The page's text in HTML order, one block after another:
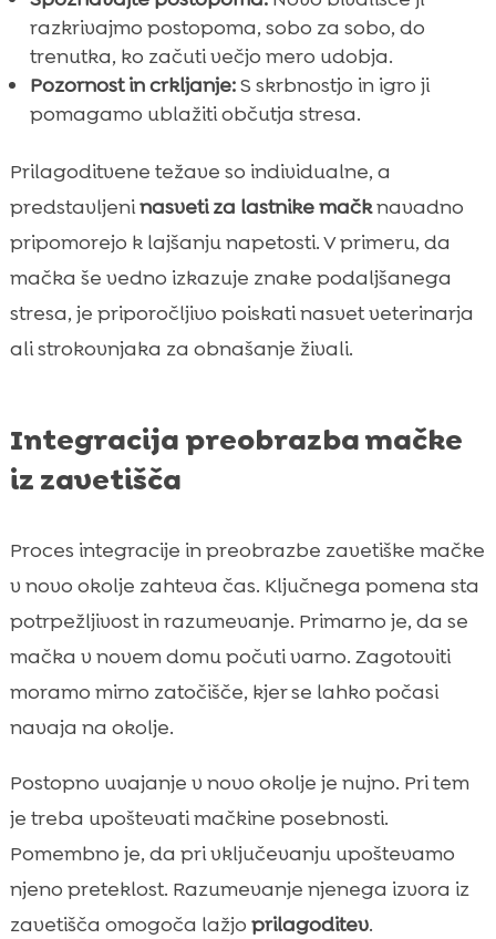
razkrivajmo postopoma, sobo za sobo, do
trenutka, ko začuti večjo mero udobja.
Pozornost in crkljanje:S skrbnostjo in igro ji
pomagamo ublažiti občutja stresa.
Prilagoditvene težave so individualne, a
predstavljeninasveti za lastnike mačknavadno
pripomorejo k lajšanju napetosti. V primeru, da
mačka še vedno izkazuje znake podaljšanega
stresa, je priporočljivo poiskati nasvet veterinarja
ali strokovnjaka za obnašanje živali.
Integracija preobrazba mačke
iz zavetišča
Proces integracije in preobrazbe zavetiške mačke
v novo okolje zahteva čas. Ključnega pomena sta
potrpežljivost in razumevanje. Primarno je, da se
mačka v novem domu počuti varno. Zagotoviti
moramo mirno zatočišče, kjer se lahko počasi
navaja na okolje.
Postopno uvajanje v novo okolje je nujno. Pri tem
je treba upoštevati mačkine posebnosti.
Pomembno je, da pri vključevanju upoštevamo
njeno preteklost. Razumevanje njenega izvora iz
zavetišča omogoča lažjo prilagoditev.